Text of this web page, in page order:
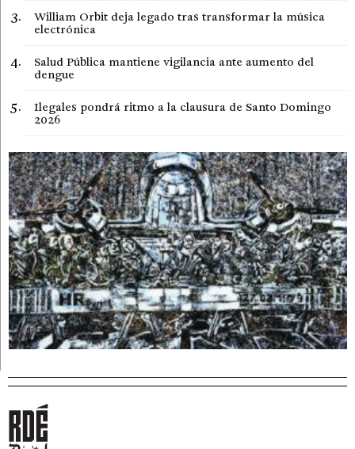
William Orbit deja legado tras transformar la música
electrónica
Salud Pública mantiene vigilancia ante aumento del
dengue
Ilegales pondrá ritmo a la clausura de Santo Domingo
2026